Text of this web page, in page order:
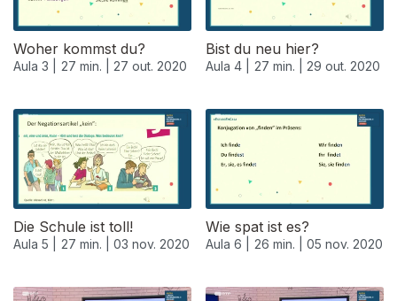
Woher kommst du?
Aula 3 | 27 min. | 27 out. 2020
Bist du neu hier?
Aula 4 | 27 min. | 29 out. 2020
Die Schule ist toll!
Aula 5 | 27 min. | 03 nov. 2020
Wie spat ist es?
Aula 6 | 26 min. | 05 nov. 2020